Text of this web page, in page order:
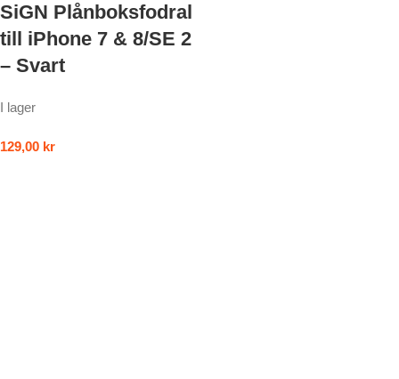
SiGN Plånboksfodral
till iPhone 7 & 8/SE 2
– Svart
I lager
129,00 kr